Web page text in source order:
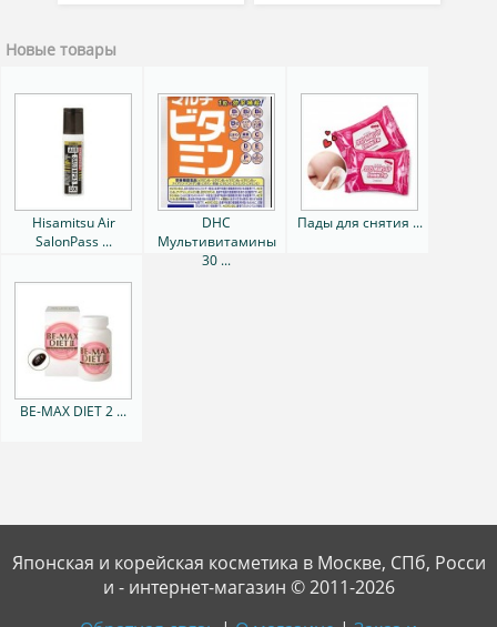
Новые товары
Hisamitsu Air
SalonPass ...
DHC
Мультивитамины
30 ...
Пады для снятия ...
BE-MAX DIET 2 ...
Японская и корейская косметика в Москве, СПб, Росси
и - интернет-магазин © 2011-2026